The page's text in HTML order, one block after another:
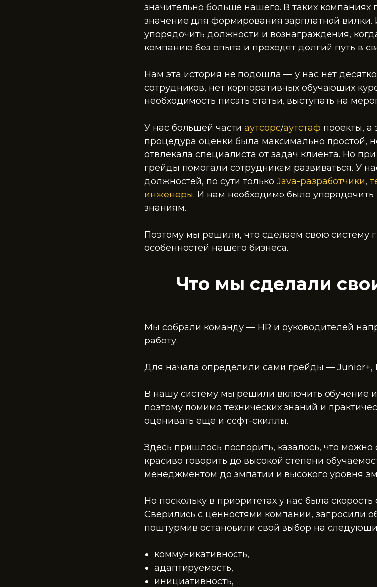
значительно больше нашего. В таких
значение для формирования зарплатной
упорядочить должности и вознаграждения,
компанию без опыта и проходят долгий путь в
Нам эта история не подошла — у нас нет
сотрудников, нет корпоративных обучающих
необходимость писать статьи, выступать на
У нас большей части аутсорс/аутстаф проекты, а
процедура оценки была максимально простой,
отвлекала специалиста от задач клиента. Но
грейды помогали сотрудникам развиваться. У
должностей, по сути только Java-разработчики,
инженеры. И нам необходимо было упорядочить
знаниям.
Поэтому мы решили, что сделаем свою систему
особенностей нашего бизнеса.
Что мы сделали
Мы собрали команду — HR и руководителей
работу.
Для начала определили сами грейды — Junior+,
В нашу систему мы решили включить обучение и
поэтому помимо технических знаний и
оценивать еще и софт-скиллы.
Здесь пришлось поспорить, казалось, что
красиво говорить до высокой степени
менеджментом до эмпатии и высокого уровня
Но поскольку в приоритетах у нас была
Сверились с ценностями компании, запросили
поштурмив остановили свой выбор на
коммуникативность,
адаптируемость,
инициативность,